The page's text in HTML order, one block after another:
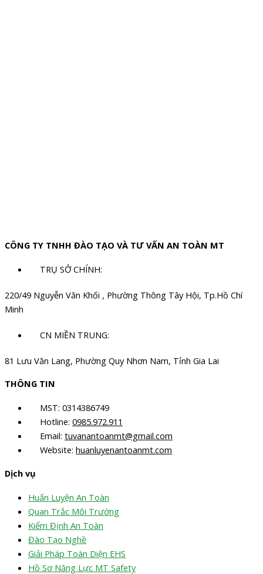
CÔNG TY TNHH ĐÀO TẠO VÀ TƯ VẤN AN TOÀN MT
TRỤ SỞ CHÍNH:
220/49 Nguyễn Văn Khối , Phường Thông Tây Hội, Tp.Hồ Chí
Minh
CN MIỀN TRUNG:
81 Lưu Văn Lang, Phường Quy Nhơn Nam, Tỉnh Gia Lai
THÔNG TIN
MST: 0314386749
Hotline: 0985.972.911
Email: tuvanantoanmt@gmail.com
Website: huanluyenantoanmt.com
Dịch vụ
Huấn Luyện An Toàn
Quan Trắc Môi Trường
Kiểm Định An Toàn
Đào Tạo Nghề
Giải Pháp Toàn Diện EHS
Hồ Sơ Năng Lực MT Safety